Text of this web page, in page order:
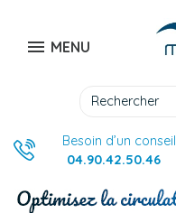
 MENU
Besoin d’un conseil
04.90.42.50.46